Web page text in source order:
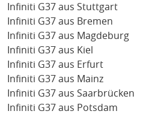
Infiniti G37 aus Stuttgart
Infiniti G37 aus Bremen
Infiniti G37 aus Magdeburg
Infiniti G37 aus Kiel
Infiniti G37 aus Erfurt
Infiniti G37 aus Mainz
Infiniti G37 aus Saarbrücken
Infiniti G37 aus Potsdam